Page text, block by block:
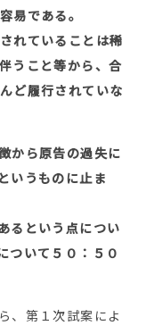
易である。
れていることは稀
うこと等から、合
ど履行されていな
から原告の過失に
いうものに止ま
るという点につい
ついて５０：５０
、第１次試案によ